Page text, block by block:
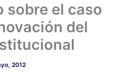
sobre el caso
del
2012